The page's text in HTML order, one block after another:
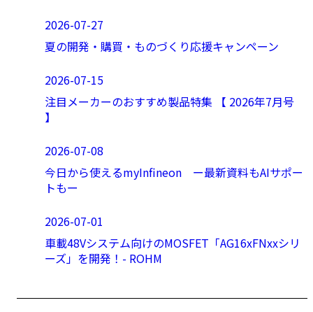
2026-07-27
夏の開発・購買・ものづくり応援キャンペーン
2026-07-15
注目メーカーのおすすめ製品特集 【 2026年7月号
】
2026-07-08
今日から使えるmyInfineon ー最新資料もAIサポー
トもー
2026-07-01
車載48Vシステム向けのMOSFET「AG16xFNxxシリ
ーズ」を開発！- ROHM